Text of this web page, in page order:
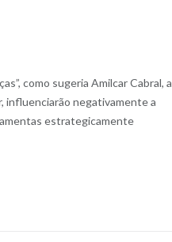
como sugeria Amilcar Cabral, a
influenciarão negativamente a
estrategicamente